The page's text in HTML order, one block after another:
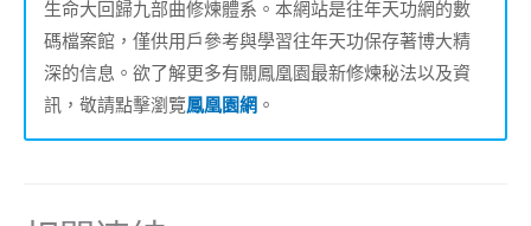
生命大回歸九部曲修煉體系。本網站是往年天功網的數
碼檔案館，僅供用戶參考與學習往年天功保存著博大精
深的信息。欲了解更多有關鳳凰園最新修煉秘法以及資
訊，敬請點擊瀏覽鳳凰園網 。